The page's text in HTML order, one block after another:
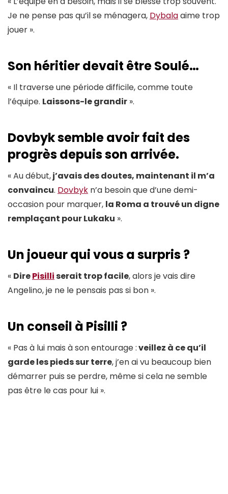
Je ne pense pas qu’il se ménagera, Dybalaaime trop
jouer ».
Son héritier devait être Soulé…
« Il traverse une période difficile, comme toute
l’équipe. Laissons-le grandir ».
Dovbyk semble avoir fait des
progrès depuis son arrivée.
« Au début,j’avais des doutes, maintenant il m’a
convaincu. Dovbyk n’a besoin que d’une demi-
occasion pour marquer, la Roma a trouvé un digne
remplaçant pour Lukaku ».
Un joueur qui vous a surpris ?
« DirePisilliserait trop facile, alors je vais dire
Angelino, je ne le pensais pas si bon ».
Un conseil à Pisilli ?
« Pas à lui mais à son entourage :veillez à ce qu’il
garde les pieds sur terre, j’en ai vu beaucoup bien
démarrer puis se perdre, même si cela ne semble
pas être le cas pour lui ».